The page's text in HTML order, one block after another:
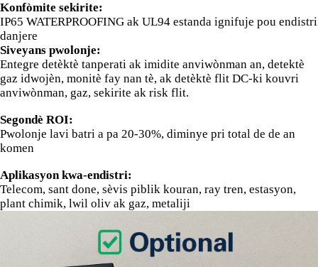
Konfòmite sekirite:
IP65 WATERPROOFING ak UL94 estanda ignifuje pou endistri
danjere
Siveyans pwolonje:
Entegre detèktè tanperati ak imidite anviwònman an, detektè
gaz idwojèn, monitè fay nan tè, ak detèktè flit DC-ki kouvri
anviwònman, gaz, sekirite ak risk flit.
Segondè ROI:
Pwolonje lavi batri a pa 20-30%, diminye pri total de de an
komen
Aplikasyon kwa-endistri:
Telecom, sant done, sèvis piblik kouran, ray tren, estasyon,
plant chimik, lwil oliv ak gaz, metaliji